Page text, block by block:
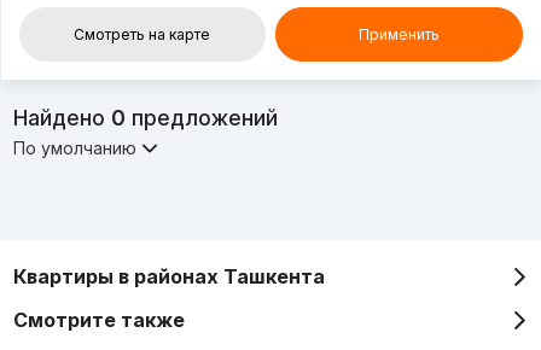
Смотреть на карте Применить
Найдено 0 предложений
По умолчанию
Квартиры в районах Ташкента
Смотрите также